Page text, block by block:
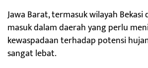
Jawa Barat, termasuk wilayah Bekasi
masuk dalam daerah yang perlu
kewaspadaan terhadap potensi
sangat lebat.